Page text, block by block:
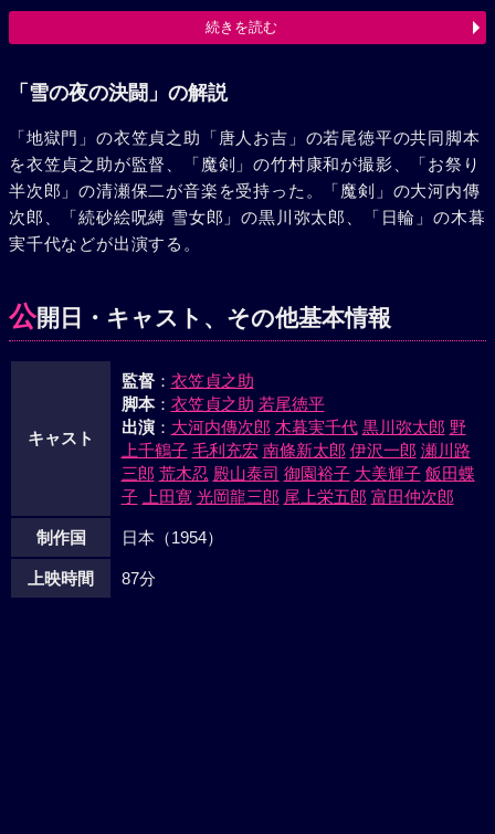
いにでかけたあと、借金のかたに弥五郎に売渡された娘おけ
いを追って、弥五郎の乾分たちが「河清」に踏込み、清七と
いは連れ去られた。どさくさまぎれに三吉は長次を求めて外
清七の借金証文を、またおけいの一件を知ると彼女をはじめ
女郎たち全部の年期証文をも破りすててしまった。弥五郎や
仁吉らは乾分たちを狩集めて長次に斬りかかる。折からの積
雪に照りわたる月明りをあびて長次は颯爽と長脇差を引き抜
いた。一番手の仁吉が斬込んできたとたん、三吉が長次を求
続きを読む
「雪の夜の決闘」の解説
「地獄門」の衣笠貞之助「唐人お吉」の若尾徳平の共同脚本
を衣笠貞之助が監督、「魔剣」の竹村康和が撮影、「お祭り
半次郎」の清瀬保二が音楽を受持った。「魔剣」の大河内傳
次郎、「続砂絵呪縛 雪女郎」の黒川弥太郎、「日輪」の木暮
実千代などが出演する。
公開日・キャスト、その他基本情報
キャスト
監督： 衣笠貞之助
脚本： 衣笠貞之助 若尾徳平
出演： 大河内傳次郎 木暮実千代 黒川弥太郎 野
上千鶴子 毛利充宏 南條新太郎 伊沢一郎 瀬川路
三郎 荒木忍 殿山泰司 御園裕子 大美輝子 飯田蝶
子
上田寛 光岡龍三郎 尾上栄五郎 富田仲次郎
制作国 日本（1954）
上映時間 87分